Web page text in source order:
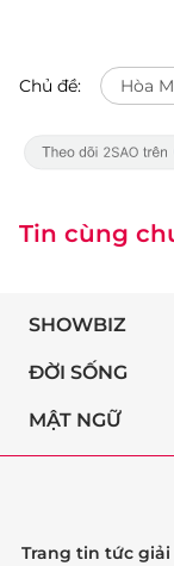
Chủ đề: Hòa
Tin cùng
SHOWBIZ
ĐỜI SỐNG
MẬT NGỮ
Trang tin tức